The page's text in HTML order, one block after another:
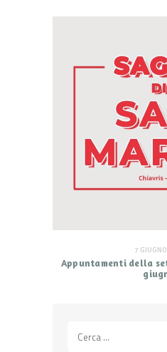
7
Appuntamenti della
per: